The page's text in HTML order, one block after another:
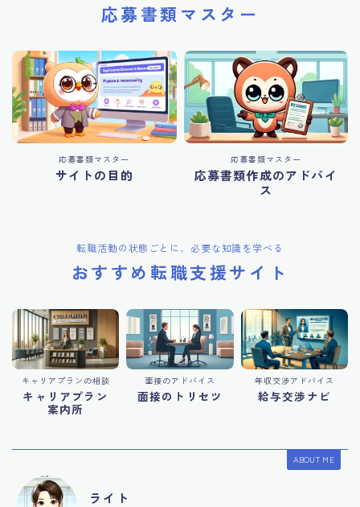
応募書類マスター
応募書類マスター
サイトの目的
応募書類マスター
応募書類作成のアドバイ
ス
転職活動の状態ごとに、必要な知識を学べる
おすすめ転職支援サイト
キャリアプランの相談
キャリアプラン
案内所
面接のアドバイス
面接のトリセツ
年収交渉アドバイス
給与交渉ナビ
ABOUT ME
ライト